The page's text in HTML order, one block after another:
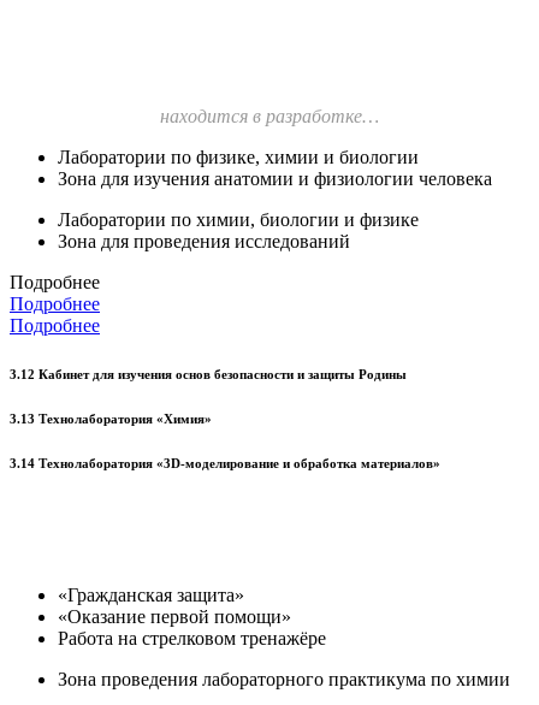
находится в разработке…
Лаборатории по физике, химии и биологии
Зона для изучения анатомии и физиологии человека
Лаборатории по химии, биологии и физике
Зона для проведения исследований
Подробнее
Подробнее
Подробнее
3.12 Кабинет для изучения основ безопасности и защиты Родины
3.13 Технолаборатория «Химия»
3.14 Технолаборатория «3D-моделирование и обработка материалов»
«Гражданская защита»
«Оказание первой помощи»
Работа на стрелковом тренажёре
Зона проведения лабораторного практикума по химии